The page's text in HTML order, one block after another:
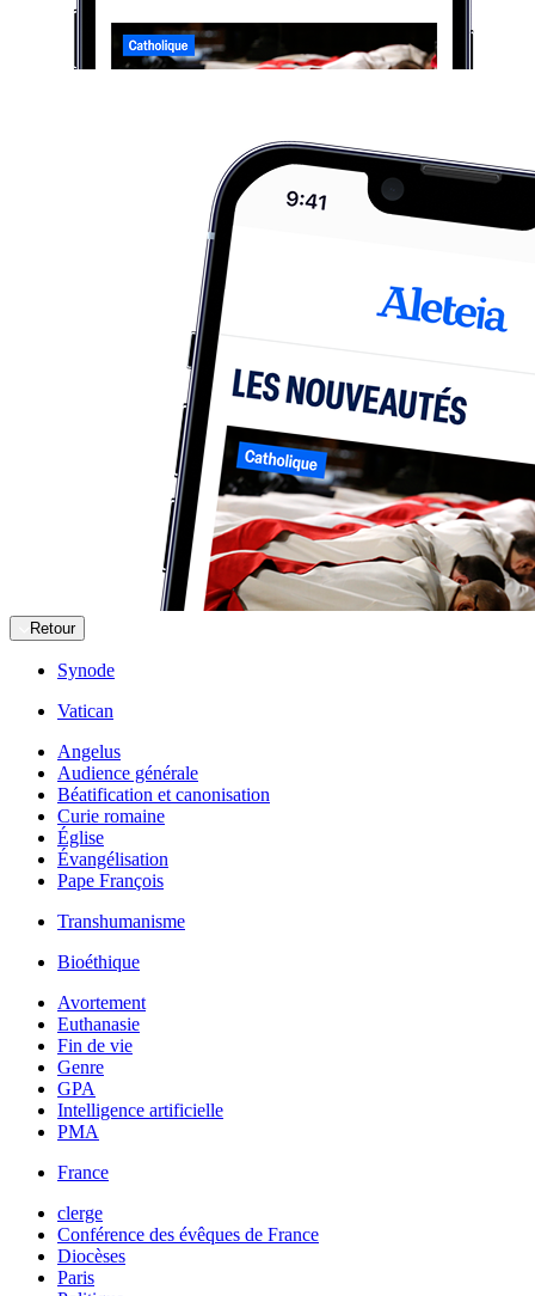
Retour
Synode
Vatican
Angelus
Audience générale
Béatification et canonisation
Curie romaine
Église
Évangélisation
Pape François
Transhumanisme
Bioéthique
Avortement
Euthanasie
Fin de vie
Genre
GPA
Intelligence artificielle
PMA
France
clerge
Conférence des évêques de France
Diocèses
Paris